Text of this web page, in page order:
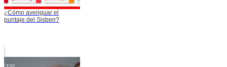
¿Cómo averiguar el
puntaje del Sisben?